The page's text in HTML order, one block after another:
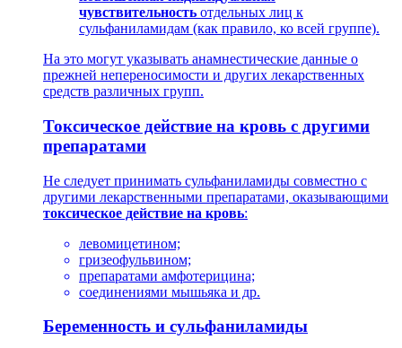
чувствительность отдельных лиц к
сульфаниламидам (как правило, ко всей группе).
На это могут указывать анамнестические данные о
прежней непереносимости и других лекарственных
средств различных групп.
Токсическое действие на кровь с другими
препаратами
Не следует принимать сульфаниламиды совместно с
другими лекарственными препаратами, оказывающими
токсическое действие на кровь:
левомицетином;
гризеофульвином;
препаратами амфотерицина;
соединениями мышьяка и др.
Беременность и сульфаниламиды